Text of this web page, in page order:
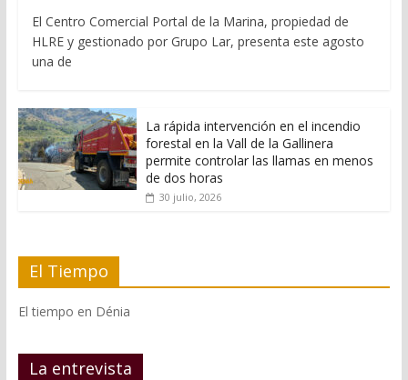
El Centro Comercial Portal de la Marina, propiedad de
HLRE y gestionado por Grupo Lar, presenta este agosto
una de
La rápida intervención en el incendio
forestal en la Vall de la Gallinera
permite controlar las llamas en menos
de dos horas
30 julio, 2026
El Tiempo
El tiempo en Dénia
La entrevista